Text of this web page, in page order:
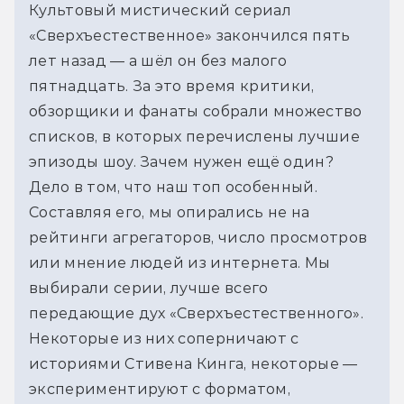
Культовый мистический сериал
«Сверхъестественное» закончился пять
лет назад — а шёл он без малого
пятнадцать. За это время критики,
обзорщики и фанаты собрали множество
списков, в которых перечислены лучшие
эпизоды шоу. Зачем нужен ещё один?
Дело в том, что наш топ особенный.
Составляя его, мы опирались не на
рейтинги агрегаторов, число просмотров
или мнение людей из интернета. Мы
выбирали серии, лучше всего
передающие дух «Сверхъестественного».
Некоторые из них соперничают с
историями Стивена Кинга, некоторые —
экспериментируют с форматом,